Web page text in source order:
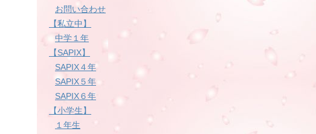
お問い合わせ
【私立中】
中学１年
【SAPIX】
SAPIX４年
SAPIX５年
SAPIX６年
【小学生】
１年生